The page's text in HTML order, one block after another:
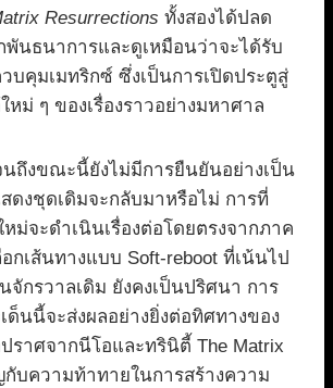
Resurrections ทั้งสองได้ปลด
พันธนาการและดูเหมือนว่าจะได้รับ
บคุมเมทริกซ์ ซึ่งเป็นการเปิดประตูสู่
หม่ ๆ ของเรื่องราวอย่างมหาศาล
นถึงขณะนี้ยังไม่มีการยืนยันอย่างเป็น
ดงชุดเดิมจะกลับมาหรือไม่ การที่
ม่จะดำเนินเรื่องต่อโดยตรงจากภาค
กเส้นทางแบบ Soft-reboot ที่เน้นไป
จักรวาลเดิม ยังคงเป็นปริศนา การ
ด็นนี้จะส่งผลอย่างยิ่งต่อทิศทางของ
ราศจากนีโอและทรินิตี้ The Matrix
กับความท้าทายในการสร้างความ